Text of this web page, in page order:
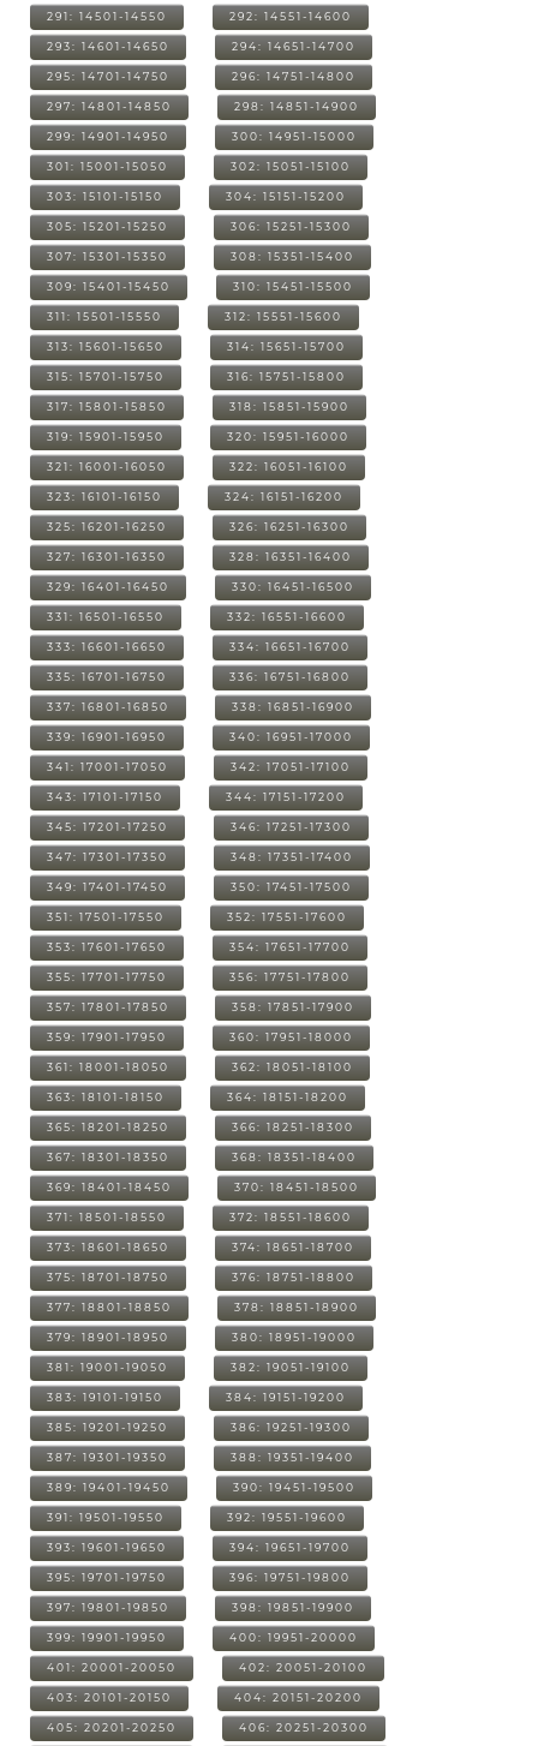
291: 14501-14550 292: 14551-14600
293: 14601-14650 294: 14651-14700
295: 14701-14750 296: 14751-14800
297: 14801-14850 298: 14851-14900
299: 14901-14950 300: 14951-15000
301: 15001-15050 302: 15051-15100
303: 15101-15150 304: 15151-15200
305: 15201-15250 306: 15251-15300
307: 15301-15350 308: 15351-15400
309: 15401-15450 310: 15451-15500
311: 15501-15550 312: 15551-15600
313: 15601-15650 314: 15651-15700
315: 15701-15750 316: 15751-15800
317: 15801-15850 318: 15851-15900
319: 15901-15950 320: 15951-16000
321: 16001-16050 322: 16051-16100
323: 16101-16150 324: 16151-16200
325: 16201-16250 326: 16251-16300
327: 16301-16350 328: 16351-16400
329: 16401-16450 330: 16451-16500
331: 16501-16550 332: 16551-16600
333: 16601-16650 334: 16651-16700
335: 16701-16750 336: 16751-16800
337: 16801-16850 338: 16851-16900
339: 16901-16950 340: 16951-17000
341: 17001-17050 342: 17051-17100
343: 17101-17150 344: 17151-17200
345: 17201-17250 346: 17251-17300
347: 17301-17350 348: 17351-17400
349: 17401-17450 350: 17451-17500
351: 17501-17550 352: 17551-17600
353: 17601-17650 354: 17651-17700
355: 17701-17750 356: 17751-17800
357: 17801-17850 358: 17851-17900
359: 17901-17950 360: 17951-18000
361: 18001-18050 362: 18051-18100
363: 18101-18150 364: 18151-18200
365: 18201-18250 366: 18251-18300
367: 18301-18350 368: 18351-18400
369: 18401-18450 370: 18451-18500
371: 18501-18550 372: 18551-18600
373: 18601-18650 374: 18651-18700
375: 18701-18750 376: 18751-18800
377: 18801-18850 378: 18851-18900
379: 18901-18950 380: 18951-19000
381: 19001-19050 382: 19051-19100
383: 19101-19150 384: 19151-19200
385: 19201-19250 386: 19251-19300
387: 19301-19350 388: 19351-19400
389: 19401-19450 390: 19451-19500
391: 19501-19550 392: 19551-19600
393: 19601-19650 394: 19651-19700
395: 19701-19750 396: 19751-19800
397: 19801-19850 398: 19851-19900
399: 19901-19950 400: 19951-20000
401: 20001-20050 402: 20051-20100
403: 20101-20150 404: 20151-20200
405: 20201-20250 406: 20251-20300